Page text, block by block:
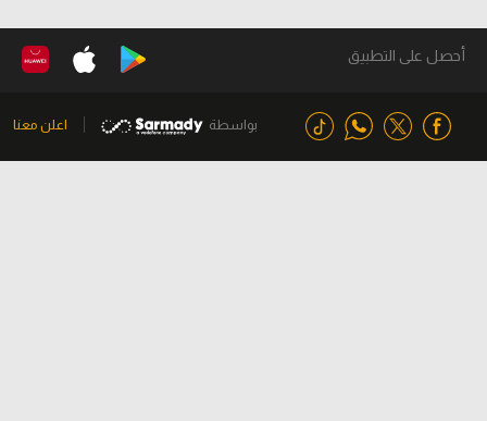
أحصل على التطبيق
بواسطة اعلن معنا